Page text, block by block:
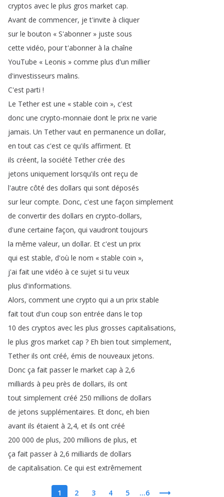
cryptos avec le plus gros market cap.
Avant de commencer, je t'invite à cliquer
sur le bouton « S'abonner » juste sous
cette vidéo, pour t'abonner à la chaîne
YouTube « Leonis » comme plus d'un millier
d'investisseurs malins.
C'est parti !
Le Tether est une « stable coin », c'est
donc une crypto-monnaie dont le prix ne varie
jamais. Un Tether vaut en permanence un dollar,
en tout cas c'est ce qu'ils affirment. Et
ils créent, la société Tether crée des
jetons uniquement lorsqu'ils ont reçu de
l'autre côté des dollars qui sont déposés
sur leur compte. Donc, c'est une façon simplement
de convertir des dollars en crypto-dollars,
d'une certaine façon, qui vaudront toujours
la même valeur, un dollar. Et c'est un prix
qui est stable, d'où le nom « stable coin »,
j'ai fait une vidéo à ce sujet si tu veux
plus d'informations.
Alors, comment une crypto qui a un prix stable
fait tout d'un coup son entrée dans le top
10 des cryptos avec les plus grosses capitalisations,
le plus gros market cap ? Eh bien tout simplement,
Tether ils ont créé, émis de nouveaux jetons.
Donc ça fait passer le market cap à 2,6
milliards à peu près de dollars, ils ont
tout simplement créé 250 millions de dollars
de jetons supplémentaires. Et donc, eh bien
avant ils étaient à 2,4, et ils ont créé
200 000 de plus, 200 millions de plus, et
ça fait passer à 2,6 milliards de dollars
de capitalisation. Ce qui est extrêmement
1 2 3 4 5 ...6